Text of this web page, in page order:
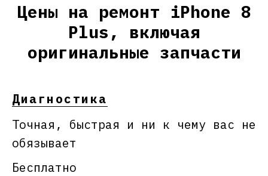
Цены на ремонт iPhone 8
Plus, включая
оригинальные запчасти
Диагностика
Точная, быстрая и ни к чему вас не
обязывает
Бесплатно